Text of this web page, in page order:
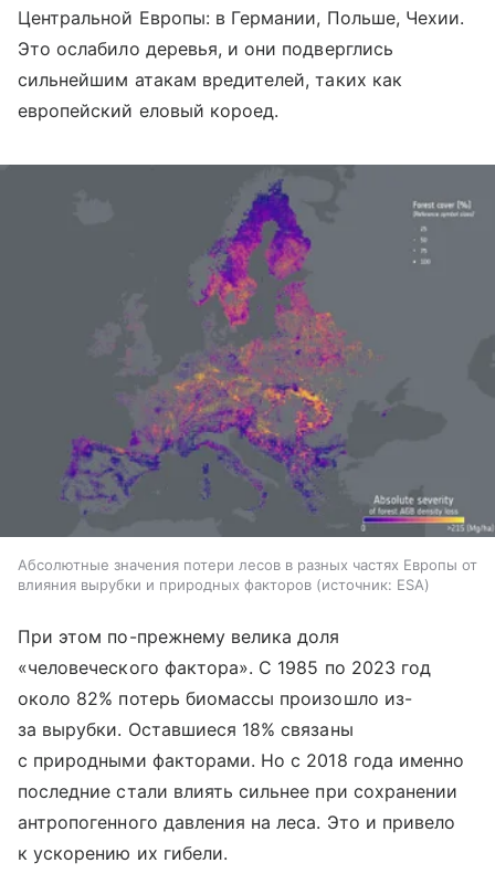
Центральной Европы: в Германии, Польше, Чехии.
Это ослабило деревья, и они подверглись
сильнейшим атакам вредителей, таких как
европейский еловый короед.
Абсолютные значения потери лесов в разных частях Европы от
влияния вырубки и природных факторов
источник: ESA
При этом по-прежнему велика доля
«человеческого фактора». С 1985 по 2023 год
около 82% потерь биомассы произошло из-
за вырубки. Оставшиеся 18% связаны
с природными факторами. Но с 2018 года именно
последние стали влиять сильнее при сохранении
антропогенного давления на леса. Это и привело
к ускорению их гибели.